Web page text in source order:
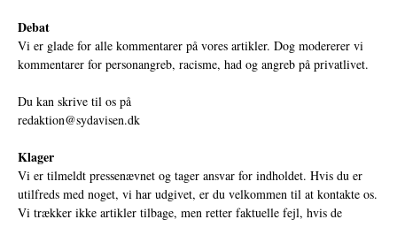
Debat
Vi er glade for alle kommentarer på vores artikler. Dog modererer vi
kommentarer for personangreb, racisme, had og angreb på privatlivet.
Du kan skrive til os på
redaktion@sydavisen.dk
Klager
Vi er tilmeldt pressenævnet og tager ansvar for indholdet. Hvis du er
utilfreds med noget, vi har udgivet, er du velkommen til at kontakte os.
Vi trækker ikke artikler tilbage, men retter faktuelle fejl, hvis de